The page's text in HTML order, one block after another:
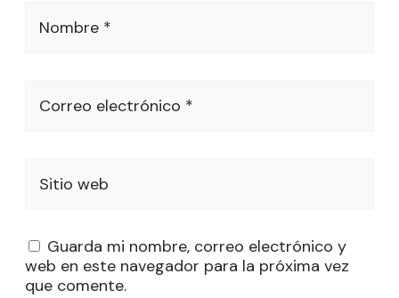
Nombre *
Correo electrónico *
Sitio web
Guarda mi nombre, correo electrónico y
web en este navegador para la próxima vez
que comente.